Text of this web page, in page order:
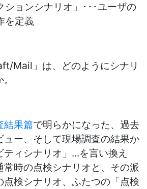
ションシナリオ」･･･ユーザの
を定義
Mail」は、どのようにシナリ
結果篇で明らかになった、過去
ュー、そして現場調査の結果か
ィシナリオ」...を言い換え
常時の点検シナリオと、その派
点検シナリオ、ふたつの「点検